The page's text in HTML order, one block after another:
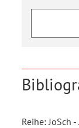
Reihe: JoSch